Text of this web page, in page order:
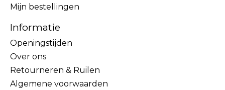
Mijn bestellingen
Informatie
Openingstijden
Over ons
Retourneren & Ruilen
Algemene voorwaarden